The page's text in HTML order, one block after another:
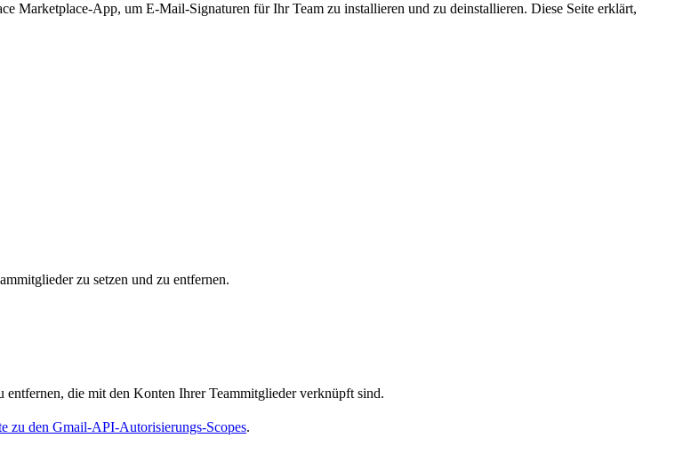
Marketplace-App, um E-Mail-Signaturen für Ihr Team zu installieren und zu deinstallieren. Diese Seite erklärt,
zu setzen und zu entfernen.
die mit den Konten Ihrer Teammitglieder verknüpft sind.
zu den Gmail-API-Autorisierungs-Scopes.